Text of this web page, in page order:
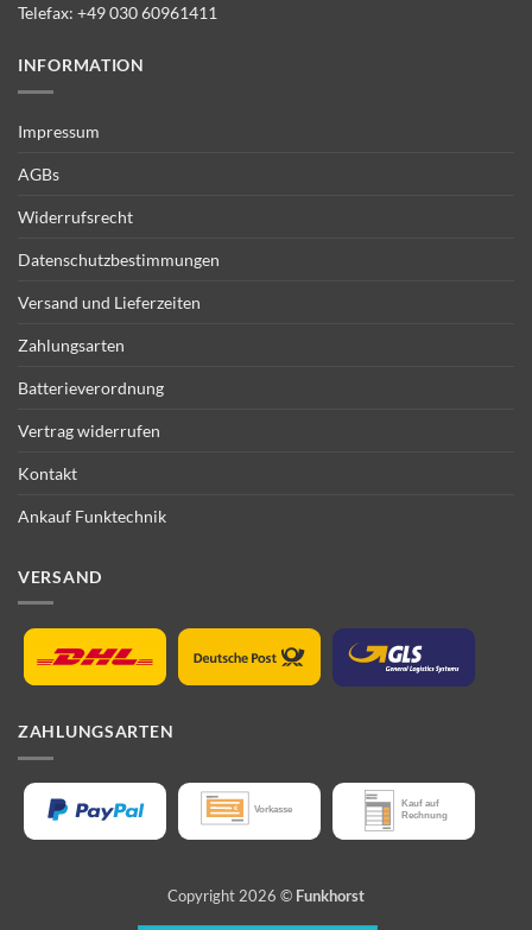
Telefax: +49 030 60961411
INFORMATION
Impressum
AGBs
Widerrufsrecht
Datenschutzbestimmungen
Versand und Lieferzeiten
Zahlungsarten
Batterieverordnung
Vertrag widerrufen
Kontakt
Ankauf Funktechnik
VERSAND
ZAHLUNGSARTEN
Copyright 2026 © Funkhorst